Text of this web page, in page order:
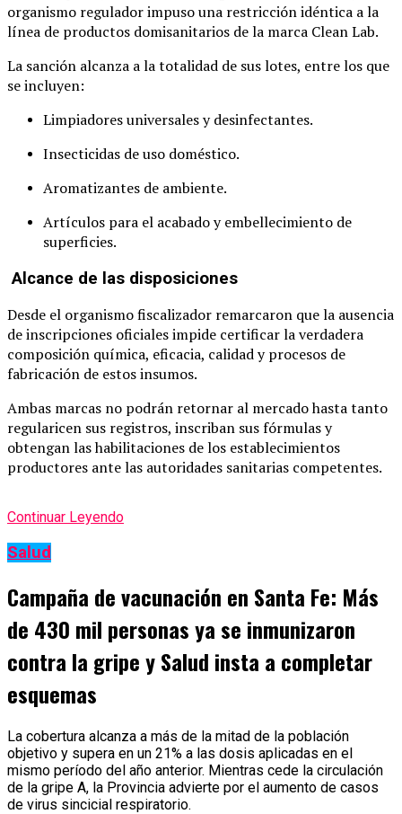
organismo regulador impuso una restricción idéntica a la
línea de productos domisanitarios de la marca Clean Lab.
La sanción alcanza a la totalidad de sus lotes, entre los que
se incluyen:
Limpiadores universales y desinfectantes.
Insecticidas de uso doméstico.
Aromatizantes de ambiente.
Artículos para el acabado y embellecimiento de
superficies.
Alcance de las disposiciones
Desde el organismo fiscalizador remarcaron que la ausencia
de inscripciones oficiales impide certificar la verdadera
composición química, eficacia, calidad y procesos de
fabricación de estos insumos.
Ambas marcas no podrán retornar al mercado hasta tanto
regularicen sus registros, inscriban sus fórmulas y
obtengan las habilitaciones de los establecimientos
productores ante las autoridades sanitarias competentes.
Continuar Leyendo
Salud
Campaña de vacunación en Santa Fe: Más
de 430 mil personas ya se inmunizaron
contra la gripe y Salud insta a completar
esquemas
La cobertura alcanza a más de la mitad de la población
objetivo y supera en un 21% a las dosis aplicadas en el
mismo período del año anterior. Mientras cede la circulación
de la gripe A, la Provincia advierte por el aumento de casos
de virus sincicial respiratorio.